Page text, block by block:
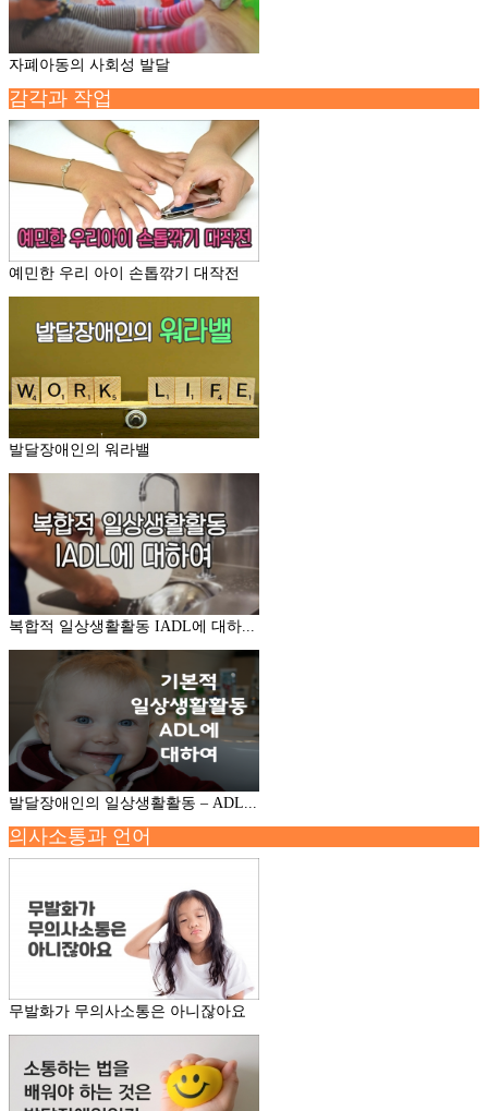
자폐아동의 사회성 발달
감각과 작업
예민한 우리 아이 손톱깎기 대작전
발달장애인의 워라밸
복합적 일상생활활동 IADL에 대하...
발달장애인의 일상생활활동 – ADL...
의사소통과 언어
무발화가 무의사소통은 아니잖아요